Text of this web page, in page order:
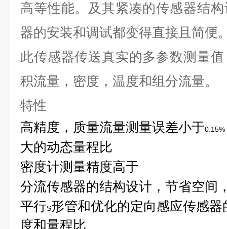
高等性能。及其紧凑的传感器结
器的安装和调试都变得直接且简便
此传感器传送真实的多参数测量
积流量，密度，温度和组分流量。
特性
高精度，质量流量测量误差小于0.15%
大的动态量程比
密度计测量精度高于
分流传感器的结构设计，节省空间
平行S形管和优化的定向感应传感
度和量程比